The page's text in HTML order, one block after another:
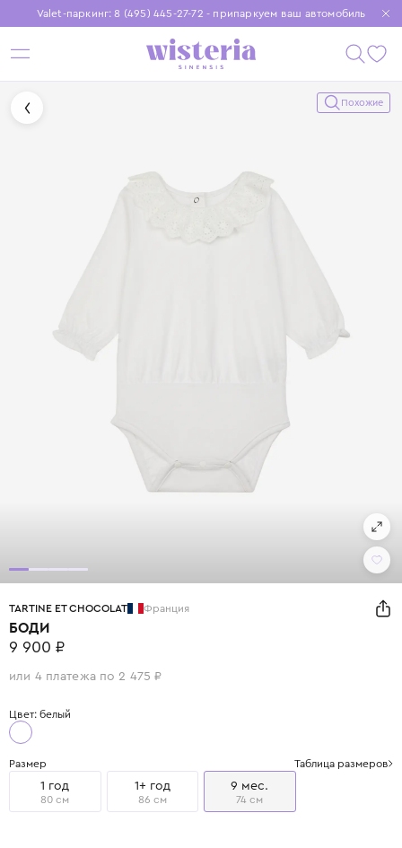
Valet-паркинг: 8 (495) 445-27-72 - припаркуем ваш автомобиль
Бесплатная доставка при заказе от 15 000 ₽
Установите приложение, чтобы покупки были еще удобнее
Похожие
TARTINE ET CHOCOLAT Франция
БОДИ
9 900 ₽
или 4 платежа по 2 475 ₽
Цвет: белый
Размер Таблица размеров
1 год
80 см
1+ год
86 см
9 мес.
74 см